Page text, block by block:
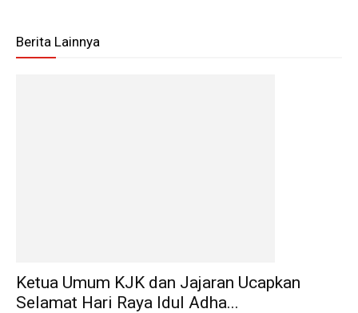
Berita Lainnya
Ketua Umum KJK dan Jajaran Ucapkan
Selamat Hari Raya Idul Adha...